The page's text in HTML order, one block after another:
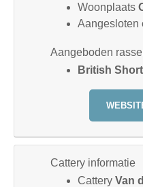
Woonplaats
Aangesloten
Aangeboden
British
Cattery informatie
Cattery Van